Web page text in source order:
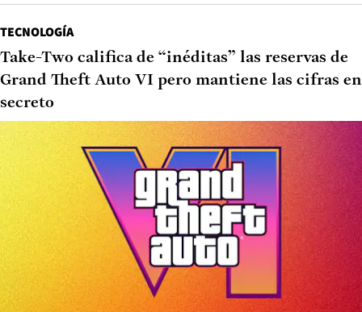
Cómo el cochayuyo podría ayudar a frenar la propagación
del cáncer, según una investigación chilena
EL DEPORTIVO
La resistencia de Fernando Ortiz al mencionar a
Vozinha: “Josimar se ha adaptado muy bien”